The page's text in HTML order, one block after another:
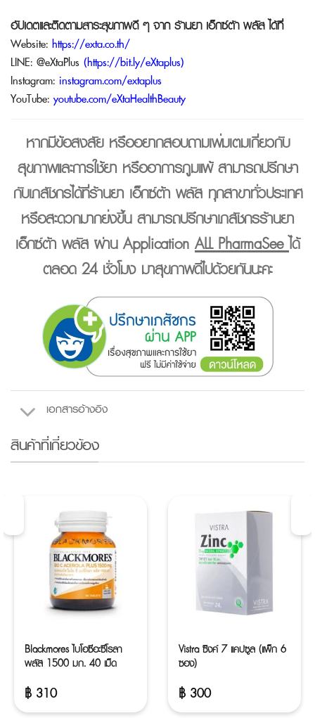
อัปเดตและติดตามสาระสุขภาพดี ๆ จากร้านยา เอ็กซ์ต้า พลัสได้ที่
Website: https://exta.co.th/
LINE: @eXtaPlus (https://bit.ly/eXtaplus)
Instagram: instagram.com/extaplus
YouTube: youtube.com/eXtaHealthBeauty
หากมีข้อสงสัย หรืออยากสอบถามเพิ่มเติมเกี่ยวกับ
สุขภาพและการใช้ยา หรืออาการภูมิแพ้ สามารถปรึกษา
กับเภสัชกรได้ที่ร้านยา เอ็กซ์ต้า พลัสทุกสาขาทั่วประเทศ
หรือสะดวกมากยิ่งขึ้น สามารถปรึกษาเภสัชกรร้านยา
เอ็กซ์ต้า พลัส ผ่าน Application ALL PharmaSeeได้
ตลอด 24 ชั่วโมง มาสุขภาพดีไปด้วยกันนะคะ
เอกสารอ้างอิง
สินค้าที่เกี่ยวข้อง
Blackmores ไบโอซีอะซีโรลา
พลัส 1500 มก. 40 เม็ด
฿ 310
Vistra ซิงค์ 7 แคปซูล (แพ็ก 6
ซอง)
฿ 300